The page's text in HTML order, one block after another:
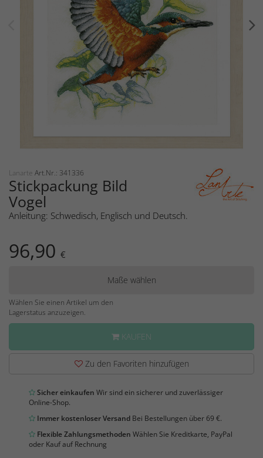
Lanarte Art.Nr.: 341336
Stickpackung Bild
Vogel
Anleitung: Schwedisch, Englisch und Deutsch.
96,90 €
Maße wählen
Wählen Sie einen Artikel um den
Lagerstatus anzuzeigen.
KAUFEN
Zu den Favoriten hinzufügen
Sicher einkaufen Wir sind ein sicherer und zuverlässiger
Online-Shop.
Immer kostenloser Versand Bei Bestellungen über 69 €.
Flexible Zahlungsmethoden Wählen Sie Kreditkarte, PayPal
oder Kauf auf Rechnung